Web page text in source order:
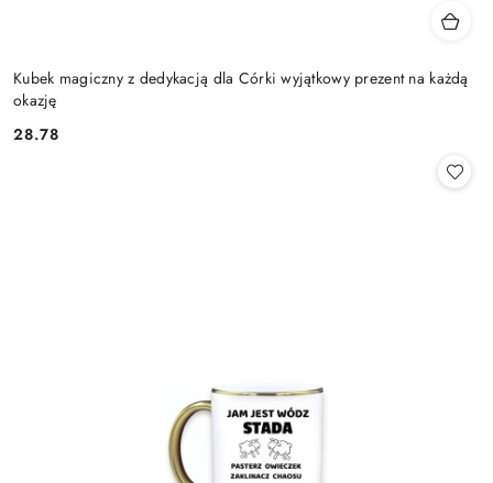
Kubek magiczny z dedykacją dla Córki wyjątkowy prezent na każdą
okazję
Cena:
28.78